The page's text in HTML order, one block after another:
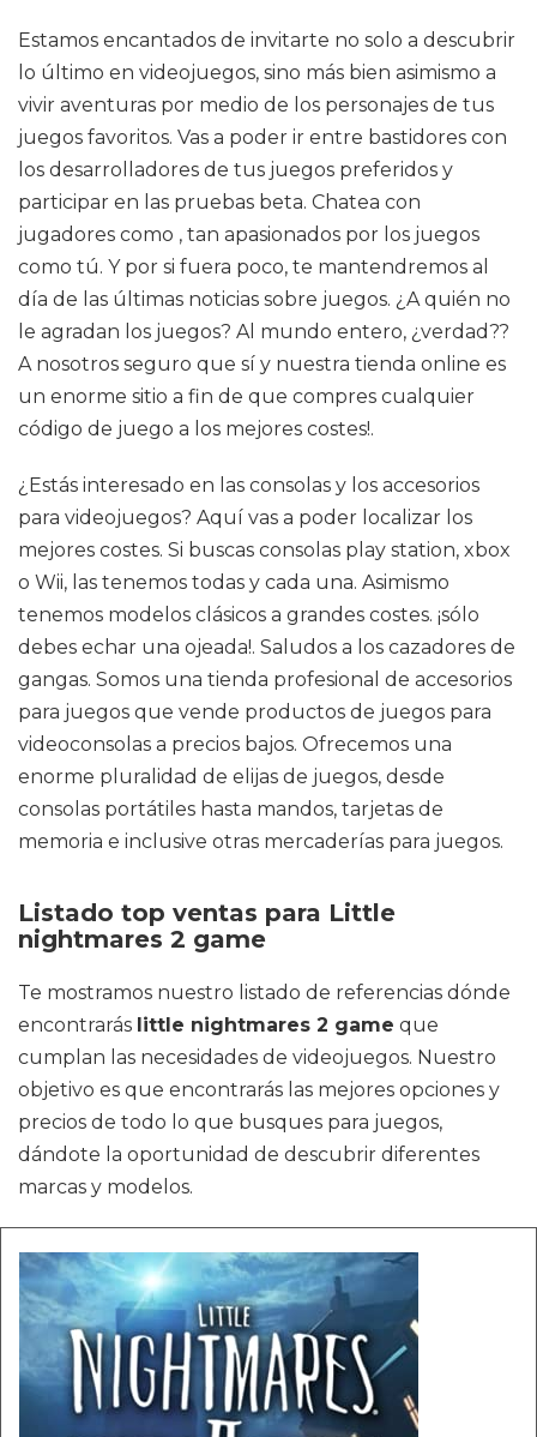
Estamos encantados de invitarte no solo a descubrir
lo último en videojuegos, sino más bien asimismo a
vivir aventuras por medio de los personajes de tus
juegos favoritos. Vas a poder ir entre bastidores con
los desarrolladores de tus juegos preferidos y
participar en las pruebas beta. Chatea con
jugadores como , tan apasionados por los juegos
como tú. Y por si fuera poco, te mantendremos al
día de las últimas noticias sobre juegos. ¿A quién no
le agradan los juegos? Al mundo entero, ¿verdad??
A nosotros seguro que sí y nuestra tienda online es
un enorme sitio a fin de que compres cualquier
código de juego a los mejores costes!.
¿Estás interesado en las consolas y los accesorios
para videojuegos? Aquí vas a poder localizar los
mejores costes. Si buscas consolas play station, xbox
o Wii, las tenemos todas y cada una. Asimismo
tenemos modelos clásicos a grandes costes. ¡sólo
debes echar una ojeada!. Saludos a los cazadores de
gangas. Somos una tienda profesional de accesorios
para juegos que vende productos de juegos para
videoconsolas a precios bajos. Ofrecemos una
enorme pluralidad de elijas de juegos, desde
consolas portátiles hasta mandos, tarjetas de
memoria e inclusive otras mercaderías para juegos.
Listado top ventas para Little
nightmares 2 game
Te mostramos nuestro listado de referencias dónde
encontrarás little nightmares 2 game que
cumplan las necesidades de videojuegos. Nuestro
objetivo es que encontrarás las mejores opciones y
precios de todo lo que busques para juegos,
dándote la oportunidad de descubrir diferentes
marcas y modelos.